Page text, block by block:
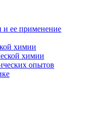
и ее применение
химии
химии
опытов